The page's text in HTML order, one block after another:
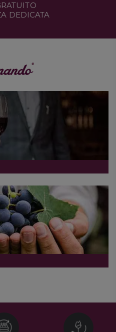
DEDICATA